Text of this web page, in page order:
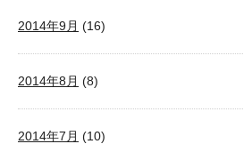
2014年9月 (16)
2014年8月 (8)
2014年7月 (10)